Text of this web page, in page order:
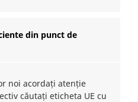
din punct de
noi acordați atenție
căutați eticheta UE cu